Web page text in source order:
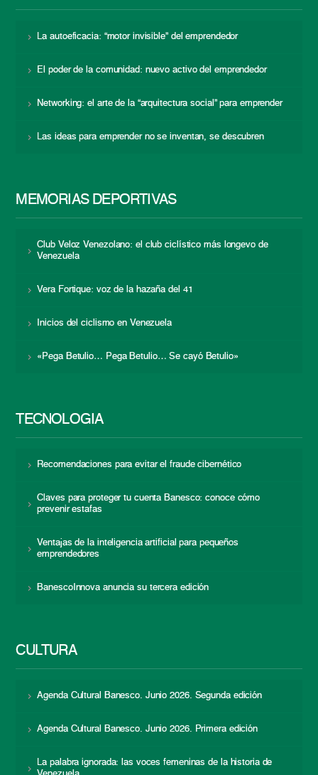
La autoeficacia: “motor invisible” del emprendedor
El poder de la comunidad: nuevo activo del emprendedor
Networking: el arte de la “arquitectura social” para emprender
Las ideas para emprender no se inventan, se descubren
MEMORIAS DEPORTIVAS
Club Veloz Venezolano: el club ciclístico más longevo de
Venezuela
Vera Fortique: voz de la hazaña del 41
Inicios del ciclismo en Venezuela
«Pega Betulio… Pega Betulio… Se cayó Betulio»
TECNOLOGÍA
Recomendaciones para evitar el fraude cibernético
Claves para proteger tu cuenta Banesco: conoce cómo
prevenir estafas
Ventajas de la inteligencia artificial para pequeños
emprendedores
BanescoInnova anuncia su tercera edición
CULTURA
Agenda Cultural Banesco. Junio 2026. Segunda edición
Agenda Cultural Banesco. Junio 2026. Primera edición
La palabra ignorada: las voces femeninas de la historia de